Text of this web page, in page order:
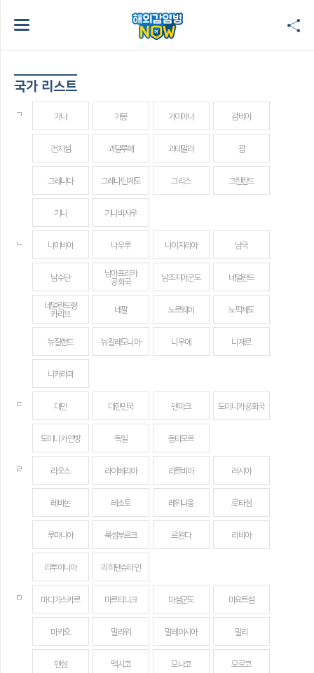
국가 리스트
ㄱ 가나 가봉 가이아나 감비아
건지섬 과달루페 과테말라 괌
그레나다 그레나딘 제도 그리스 그린란드
기니 기니비사우
ㄴ 나미비아 나우루 나이지리아 남극
남수단
남아프리카
공화국
남조지아군도 네덜란드
네덜란드령
카리브
네팔 노르웨이 노퍽제도
뉴질랜드 뉴칼레도니아 니우에 니제르
니카라과
ㄷ 대만 대한민국 덴마크 도미니카 공화국
도미니카 연방 독일 동티모르
ㄹ 라오스 라이베리아 라트비아 러시아
레바논 레소토 레위니옹 로타섬
루마니아 룩셈부르크 르완다 리비아
리투아니아 리히텐슈타인
ㅁ 마다가스카르 마르티니크 마셜군도 마요트섬
마카오 말라위 말레이시아 말리
맨섬 멕시코 모나코 모로코